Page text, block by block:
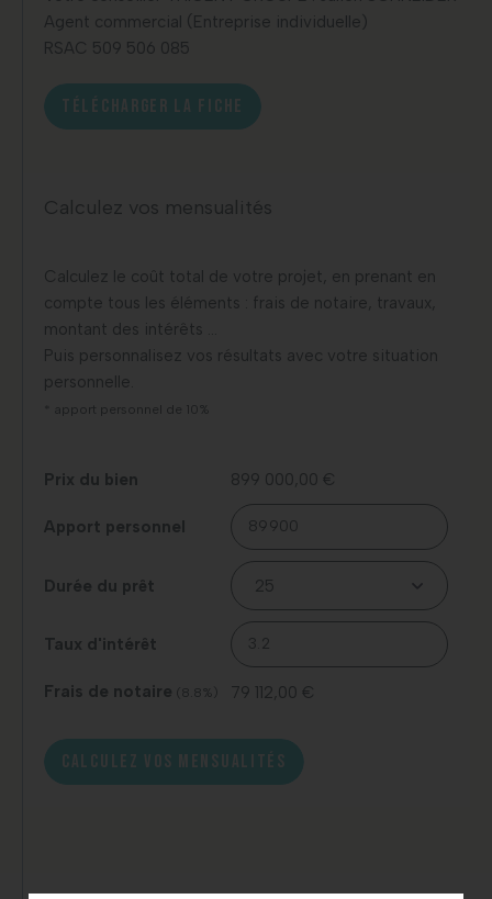
Agent commercial (Entreprise individuelle)
RSAC 509 506 085
TÉLÉCHARGER LA FICHE
Calculez vos mensualités
Calculez le coût total de votre projet, en prenant en
compte tous les éléments : frais de notaire, travaux,
montant des intérêts …
Puis personnalisez vos résultats avec votre situation
personnelle.
* apport personnel de 10%
Prix du bien 899 000,00 €
Apport personnel
Durée du prêt
Taux d'intérêt
Frais de notaire (8.8%) 79 112,00 €
CALCULEZ VOS MENSUALITÉS